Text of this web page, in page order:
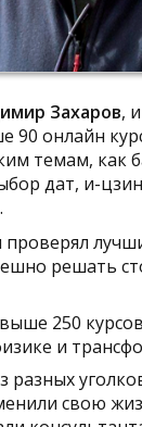
Захаров,
90 онлайн
темам, как
дат, и-
проверял
решать
250
и
разных
свою